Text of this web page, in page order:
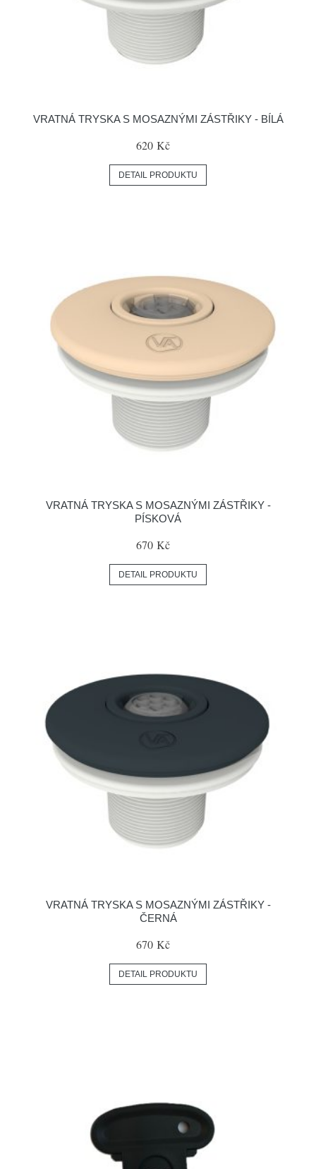
VRATNÁ TRYSKA S MOSAZNÝMI ZÁSTŘIKY - BÍLÁ
620 Kč
DETAIL PRODUKTU
VRATNÁ TRYSKA S MOSAZNÝMI ZÁSTŘIKY -
PÍSKOVÁ
670 Kč
DETAIL PRODUKTU
VRATNÁ TRYSKA S MOSAZNÝMI ZÁSTŘIKY -
ČERNÁ
670 Kč
DETAIL PRODUKTU